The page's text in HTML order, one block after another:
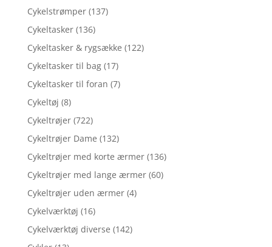
Cykelstrømper (137)
Cykeltasker (136)
Cykeltasker & rygsække (122)
Cykeltasker til bag (17)
Cykeltasker til foran (7)
Cykeltøj (8)
Cykeltrøjer (722)
Cykeltrøjer Dame (132)
Cykeltrøjer med korte ærmer (136)
Cykeltrøjer med lange ærmer (60)
Cykeltrøjer uden ærmer (4)
Cykelværktøj (16)
Cykelværktøj diverse (142)